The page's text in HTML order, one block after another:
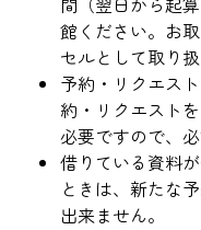
館ください。お
セルとして取り扱
予約・リクエス
約・リクエスト
必要ですので、
借りている資料
ときは、新たな
出来ません。